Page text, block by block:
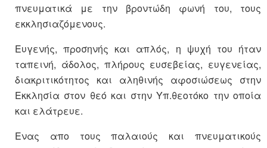
πνευματικά με την βροντώδη φωνή του, τους
εκκλησιαζόμενους.
Ευγενής, προσηνής και απλός, η ψυχή του ήταν
ταπεινή, άδολος, πλήρους ευσεβείας, ευγενείας,
διακριτικότητος και αληθινής αφοσιώσεως στην
Εκκλησία στον θεό και στην Υπ.θεοτόκο την οποία
και ελάτρευε.
Ενας απο τους παλαιούς και πνευματικούς